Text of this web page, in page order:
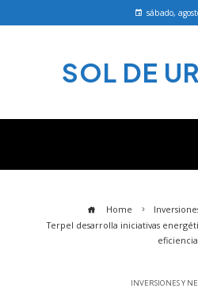
sábado,
SOL DE
Home
Terpel desarrolla iniciativas
eficiencia
INVERSIONES Y